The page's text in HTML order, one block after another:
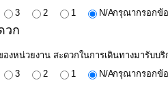
3 2 1 N/Aกรุณากรอกข้
วก
งหน่วยงาน สะดวกในการเดินทางมารับบริ
3 2 1 N/Aกรุณากรอกข้